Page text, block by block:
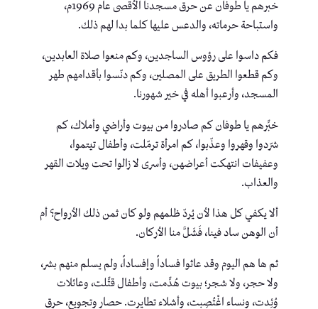
خبرهم يا طوفان عن حرق مسجدنا الأقصى عام 1969م،
واستباحة حرماته، والدعس عليها كلما بدا لهم ذلك.
فكم داسوا على رؤوس الساجدين، وكم منعوا صلاة العابدين،
وكم قطعوا الطريق على المصلين، وكم دنّسوا بأقدامهم طهر
المسجد، وأرعبوا أهله في خير شهورنا.
خبِّرهم يا طوفان كم صادروا من بيوت وأراضي وأملاك، كم
شرّدوا وقهروا وعذّبوا، كم امرأة ترمّلت، وأطفال تيتموا،
وعفيفات انتهكت أعراضهن، وأسرى لا زالوا تحت ويلات القهر
والعذاب.
ألا يكفي كل هذا لأن يُردّ ظلمهم ولو كان ثمن ذلك الأرواح؟ أم
أن الوهن ساد فينا، فَشَلَّ منا الأركان.
ثم ها هم اليوم وقد عاثوا فساداً وإفساداً، ولم يسلم منهم بشر،
ولا حجر، ولا شجر؛ بيوت هُدِّمت، وأطفال قتِّلت، وعائلات
وُئِدت، ونساء اغْتُصِبت، وأشلاء تطايرت. حصار وتجويع، حرق